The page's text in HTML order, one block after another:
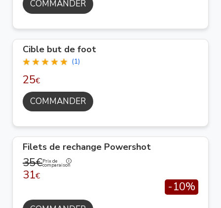
COMMANDER
Cible but de foot
(1)
25€
COMMANDER
Filets de rechange Powershot
35€Prix de
comparaison
31€
-10%